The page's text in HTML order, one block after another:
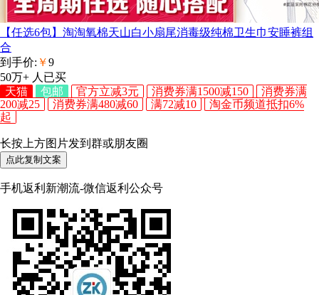
【任选6包】淘淘氧棉天山白小扇尾消毒级纯棉卫生巾安睡裤组
合
到手价: ￥9
50万+ 人已买
天猫
包邮 官方立减3元 消费券满1500减150
消费券满
200减25
消费券满480减60 满72减10
淘金币频道抵扣6%
起
长按上方图片发到群或朋友圈
点此复制文案
手机返利新潮流-微信返利公众号